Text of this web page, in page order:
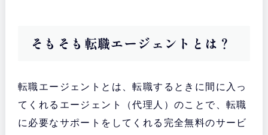
そもそも転職エージェントとは？
転職エージェントとは、転職するときに間に入っ
てくれるエージェント（代理人）のことで、転職
に必要なサポートをしてくれる完全無料のサービ